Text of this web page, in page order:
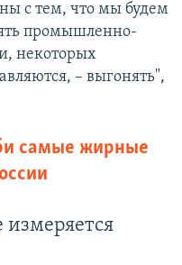
с тем, что мы будем
промышленно-
некоторых
– выгонять",
самые жирные